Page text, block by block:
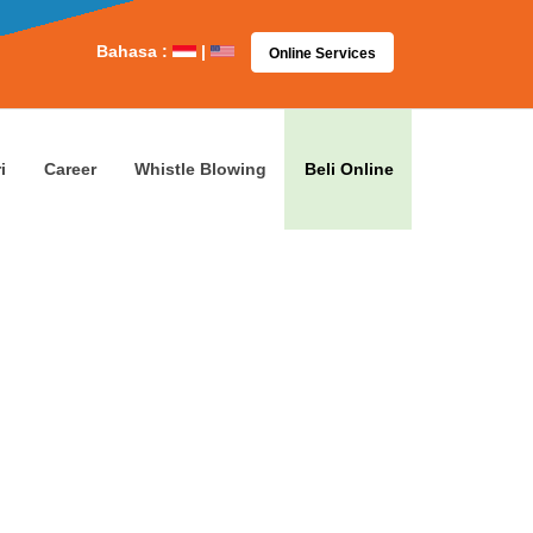
Bahasa : | Online Services
Career Whistle Blowing Beli Online